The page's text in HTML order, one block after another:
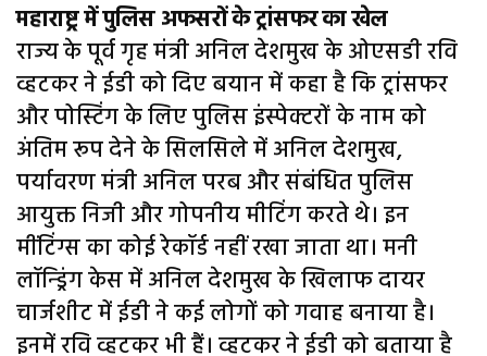
महाराष्ट्र में पुलिस अफसरों के ट्रांसफर का खेल
राज्य के पूर्व गृह मंत्री अनिल देशमुख के ओएसडी रवि
व्हटकर ने ईडी को दिए बयान में कहा है कि ट्रांसफर
और पोस्टिंग के लिए पुलिस इंस्पेक्टरों के नाम को
अंतिम रूप देने के सिलसिले में अनिल देशमुख,
पर्यावरण मंत्री अनिल परब और संबंधित पुलिस
आयुक्त निजी और गोपनीय मीटिंग करते थे। इन
मींटिंग्स का कोई रेकॉर्ड नहीं रखा जाता था। मनी
लॉन्ड्रिंग केस में अनिल देशमुख के खिलाफ दायर
चार्जशीट में ईडी ने कई लोगों को गवाह बनाया है।
इनमें रवि व्हटकर भी हैं। व्हटकर ने ईडी को बताया है